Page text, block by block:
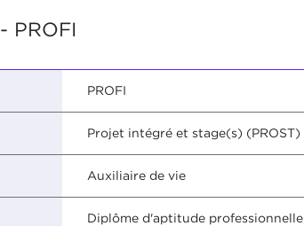
- PROFI
PROFI
Projet intégré et stage(s) (PROST)
Auxiliaire de vie
Diplôme d'aptitude professionnelle